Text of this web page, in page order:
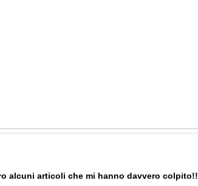
alcuni articoli che mi hanno davvero colpito!!